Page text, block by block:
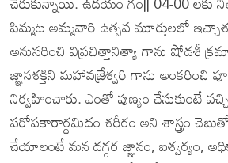
పిమ్మట అమ్మవారి ఉత్సవ మూర్తులలో
అనుసరించి విప్రచిత్తానిత్యా గాను షోడశీ
జ్ఞానశక్తిని మహావజ్రేశ్వరి గాను అంకరించి
నిర్వహించారు. ఎంతో పుణ్యం చేసుకుంటే
పరోపకారార్థమిదం శరీరం అని శాస్త్రం
చేయాలంటే మన దగ్గర జ్ఞానం, ఐశ్వర్యం,